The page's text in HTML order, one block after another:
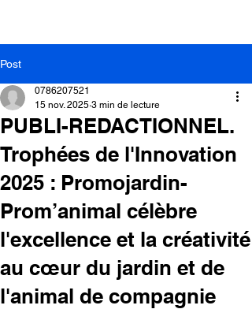
Post
PUBLI-REDACTIONNEL.
Trophées de l'Innovation
2025 : Promojardin-
Prom’animal célèbre
l'excellence et la créativité
au cœur du jardin et de
l'animal de compagnie
0786207521
15 nov. 2025 3 min de lecture